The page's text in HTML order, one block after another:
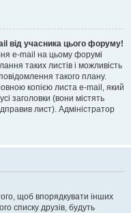
від учасника цього форуму!
e-mail на цьому форумі
таких листів і можливість
такого плану.
копією листа e-mail, який
заголовки (вони містять
лист). Адміністратор
щоб впорядкувати інших
списку друзів, будуть